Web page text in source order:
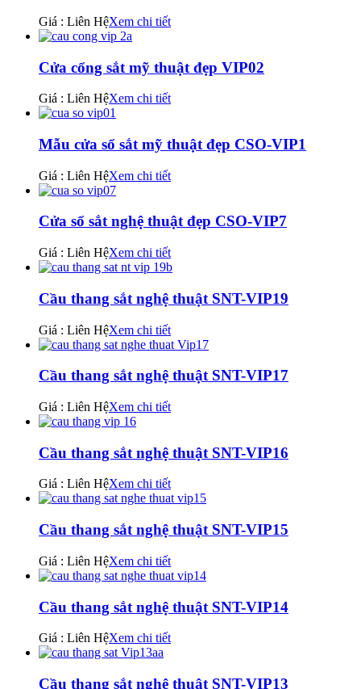
Giá : Liên HệXem chi tiết
Cửa cổng sắt mỹ thuật đẹp VIP02
Giá : Liên HệXem chi tiết
Mẫu cửa sổ sắt mỹ thuật đẹp CSO-VIP1
Giá : Liên HệXem chi tiết
Cửa sổ sắt nghệ thuật đẹp CSO-VIP7
Giá : Liên HệXem chi tiết
Cầu thang sắt nghệ thuật SNT-VIP19
Giá : Liên HệXem chi tiết
Cầu thang sắt nghệ thuật SNT-VIP17
Giá : Liên HệXem chi tiết
Cầu thang sắt nghệ thuật SNT-VIP16
Giá : Liên HệXem chi tiết
Cầu thang sắt nghệ thuật SNT-VIP15
Giá : Liên HệXem chi tiết
Cầu thang sắt nghệ thuật SNT-VIP14
Giá : Liên HệXem chi tiết
Cầu thang sắt nghệ thuật SNT-VIP13